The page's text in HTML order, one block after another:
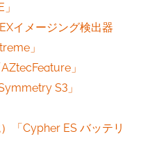
イメージング検出器
」
」
S3」
「Cypher ES バッテリ